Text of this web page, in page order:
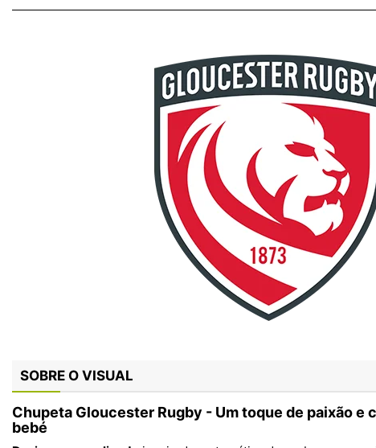
SOBRE O VISUAL
Chupeta Gloucester Rugby - Um toque de paixão e
bebé